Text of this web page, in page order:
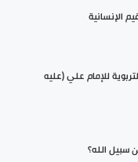
الإنسانية
للإمام علي (عليه
سبيل الله؟